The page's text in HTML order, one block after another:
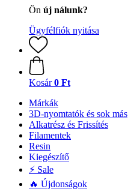
Ön új nálunk?
Ügyfélfiók nyitása
Kosár 0 Ft
Márkák
3D-nyomtatók és sok más
Alkatrész és Frissítés
Filamentek
Resin
Kiegészítő
⚡ Sale
🔥 Újdonságok